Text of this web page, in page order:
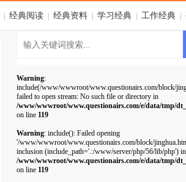
经典阅读 经典资料 学习经典 工作经典
Warning:
include(/www/wwwroot/www.questionairs.com/block/
failed to open stream: No such file or directory in
/www/wwwroot/www.questionairs.com/e/data/tmp/
on line 119
Warning: include(): Failed opening
'/www/wwwroot/www.questionairs.com/block/
inclusion (include_path='.:/www/server/php/56/lib/php') in
/www/wwwroot/www.questionairs.com/e/data/tmp/
on line 119